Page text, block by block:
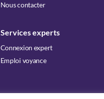
Nous contacter
Services experts
Connexion expert
Emploi voyance